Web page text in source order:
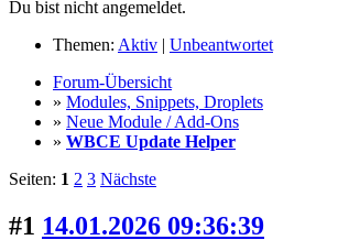
Du bist nicht angemeldet.
Themen: Aktiv | Unbeantwortet
Forum-Übersicht
» Modules, Snippets, Droplets
» Neue Module / Add-Ons
» WBCE Update Helper
Seiten: 1 2 3 Nächste
#1 14.01.2026 09:36:39